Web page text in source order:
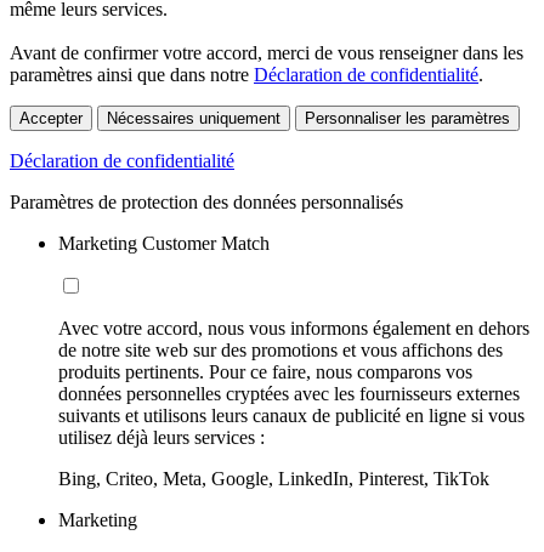
même leurs services.
Avant de confirmer votre accord, merci de vous renseigner dans les
paramètres ainsi que dans notre Déclaration de confidentialité.
Accepter Nécessaires uniquement Personnaliser les paramètres
Déclaration de confidentialité
Paramètres de protection des données personnalisés
Marketing Customer Match
Avec votre accord, nous vous informons également en dehors
de notre site web sur des promotions et vous affichons des
produits pertinents. Pour ce faire, nous comparons vos
données personnelles cryptées avec les fournisseurs externes
suivants et utilisons leurs canaux de publicité en ligne si vous
utilisez déjà leurs services :
Bing, Criteo, Meta, Google, LinkedIn, Pinterest, TikTok
Marketing